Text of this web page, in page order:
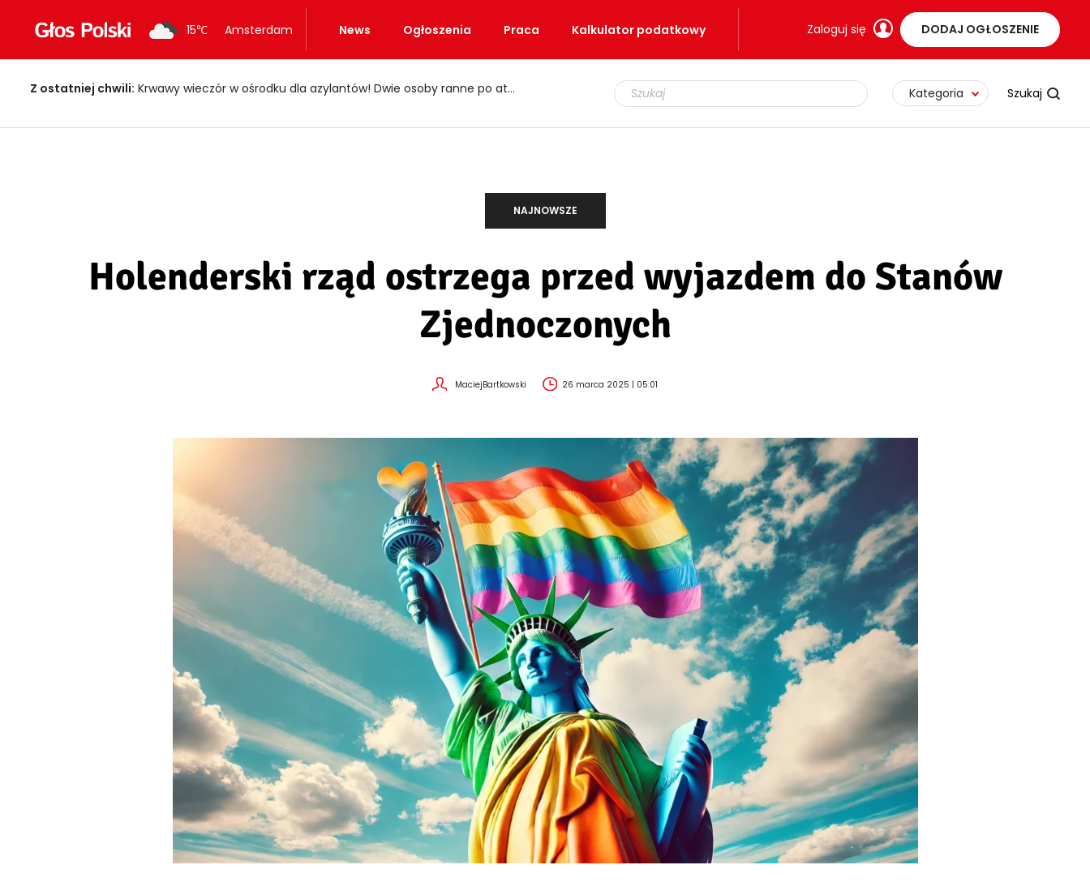
15℃ Amsterdam News Ogłoszenia Praca Kalkulator podatkowy Zaloguj się DODAJ OGŁOSZENIE
Z ostatniej chwili: Polacy w Holandii mogą dostać setki euro na dzieci! Wiele rodzin nie zna tych świadczeń Kategoria
NAJNOWSZE
Holenderski rząd ostrzega przed wyjazdem do Stanów
Zjednoczonych
MaciejBartkowski 26 marca 2025 | 05:01